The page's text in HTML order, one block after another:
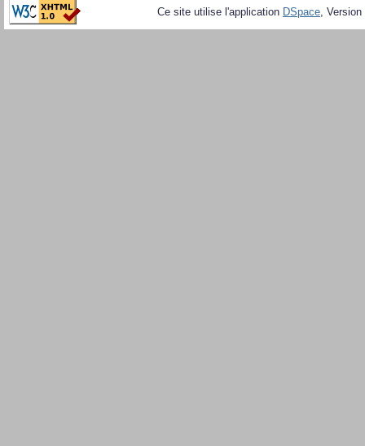
Ce site utilise l'application DSpace,